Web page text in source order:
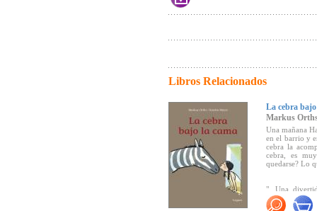
Libros Relacionados
La cebra
Markus
Una mañana
en el barrio y
cebra la
cebra, es
quedarse? Lo
"...Una
contra los